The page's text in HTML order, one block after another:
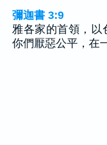
彌迦書 3:9
雅各家的首領，以
你們厭惡公平，在